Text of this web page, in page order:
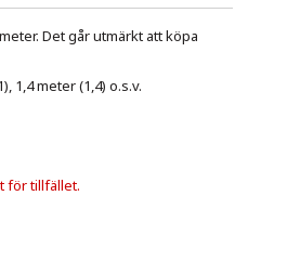
Det går utmärkt att köpa
1,4 meter (1,4) o.s.v.
för tillfället.